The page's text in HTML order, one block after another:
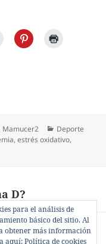
Autor
Mamucer2 Categorías
Deporte
,estrés oxidativo,
D?
para el análisis de
básico del sitio. Al
obtener más información
aquí:Política de cookies